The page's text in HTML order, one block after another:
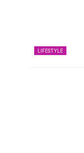
LIFESTYLE